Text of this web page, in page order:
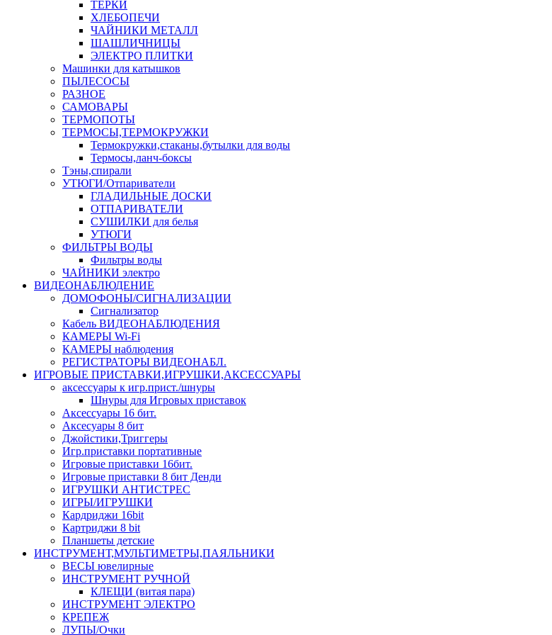
ТЕРКИ
ХЛЕБОПЕЧИ
ЧАЙНИКИ МЕТАЛЛ
ШАШЛИЧНИЦЫ
ЭЛЕКТРО ПЛИТКИ
Машинки для катышков
ПЫЛЕСОСЫ
РАЗНОЕ
САМОВАРЫ
ТЕРМОПОТЫ
ТЕРМОСЫ,ТЕРМОКРУЖКИ
Термокружки,стаканы,бутылки для воды
Термосы,ланч-боксы
Тэны,спирали
УТЮГИ/Отпариватели
ГЛАДИЛЬНЫЕ ДОСКИ
ОТПАРИВАТЕЛИ
СУШИЛКИ для белья
УТЮГИ
ФИЛЬТРЫ ВОДЫ
Фильтры воды
ЧАЙНИКИ электро
ВИДЕОНАБЛЮДЕНИЕ
ДОМОФОНЫ/СИГНАЛИЗАЦИИ
Сигнализатор
Кабель ВИДЕОНАБЛЮДЕНИЯ
КАМЕРЫ Wi-Fi
КАМЕРЫ наблюдения
РЕГИСТРАТОРЫ ВИДЕОНАБЛ.
ИГРОВЫЕ ПРИСТАВКИ,ИГРУШКИ,АКСЕССУАРЫ
аксесcуары к игр.прист./шнуры
Шнуры для Игровых приставок
Аксессуары 16 бит.
Аксесуары 8 бит
Джойстики,Триггеры
Игр.приставки портативные
Игровые приставки 16бит.
Игровые приставки 8 бит Денди
ИГРУШКИ АНТИСТРЕС
ИГРЫ/ИГРУШКИ
Кардриджи 16bit
Картриджи 8 bit
Планшеты детские
ИНСТРУМЕНТ,МУЛЬТИМЕТРЫ,ПАЯЛЬНИКИ
ВЕСЫ ювелирные
ИНСТРУМЕНТ РУЧНОЙ
КЛЕЩИ (витая пара)
ИНСТРУМЕНТ ЭЛЕКТРО
КРЕПЕЖ
ЛУПЫ/Очки